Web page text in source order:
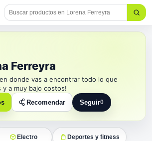
Ferreyra
donde vas a encontrar todo lo que
y a muy bajo costos!
Recomendar Seguir0
Seguir a Lorena
Electro Deportes y fitness